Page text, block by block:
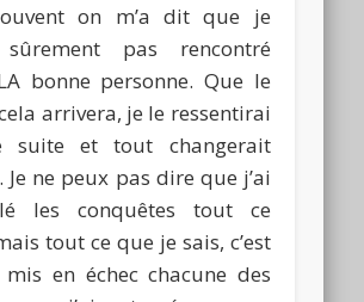
on m’a dit que je
sûrement pas rencontré
bonne personne. Que le
arrivera, je le ressentirai
suite et tout changerait
Je ne peux pas dire que j’ai
les conquêtes tout ce
tout ce que je sais, c’est
mis en échec chacune des